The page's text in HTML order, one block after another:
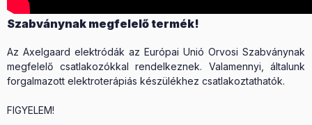
Szabványnak megfelelő termék!
Az Axelgaard elektródák az Európai Unió Orvosi Szabványnak
megfelelő csatlakozókkal rendelkeznek. Valamennyi, általunk
forgalmazott elektroterápiás készülékhez csatlakoztathatók.
FIGYELEM!